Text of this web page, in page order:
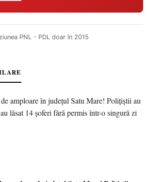
PNL - PDL doar în 2015